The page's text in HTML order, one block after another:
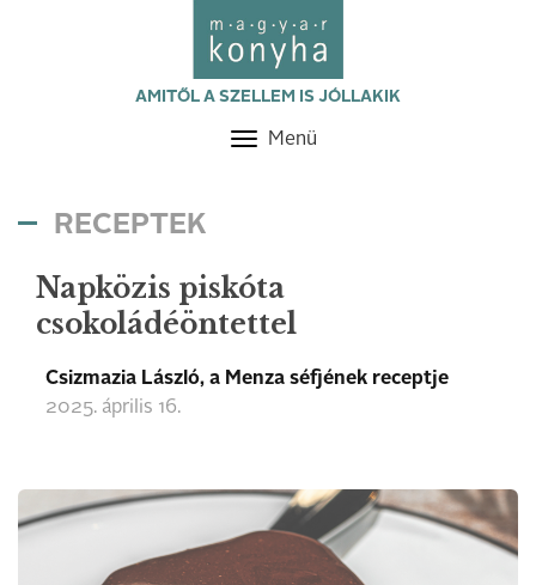
AMITŐL A SZELLEM IS JÓLLAKIK
Toggle
Menü
RECEPTEK
Napközis piskóta
csokoládéöntettel
Csizmazia László, a Menza séfjének receptje
2025. április 16.